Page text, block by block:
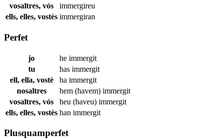
vosaltres, vós
immergireu
ells, elles, vostès immergiran
Perfet
jo he immergit
tu
has immergit
ell, ella, vostè
ha immergit
nosaltres
hem (havem) immergit
vosaltres, vós
heu (haveu) immergit
ells, elles, vostès han immergit
Plusquamperfet